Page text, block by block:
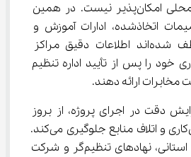
ساختارهای استانی و محلی امکان‌پذیر نیست. در همین
اتخاذشده، ادارات آموزش و
پرورش استان‌ها موظف شده‌اند اطلاعات دقیق مراکز
خود را پس از تأیید اداره تنظیم
مخابرات ارائه دهند.
دقت در اجرای پروژه، از بروز
خطاهای اجرایی، موازی‌کاری و اتلاف منابع جلوگیری می‌کند.
هماهنگی میان ادارات استانی، نهادهای تنظیم‌گر و شرکت